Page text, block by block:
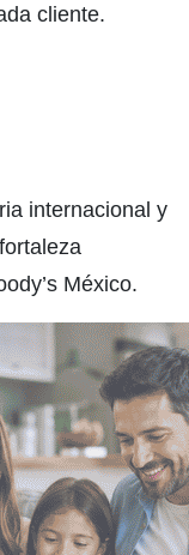
cliente.
internacional y
México.